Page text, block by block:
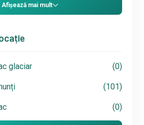
Afișează mai mult
glaciar (0)
(101)
(0)